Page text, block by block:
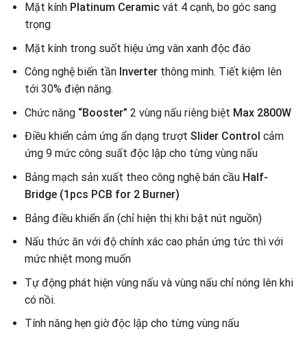
Mặt kính Platinum Ceramic vát 4 cạnh, bo góc sang
trọng
Mặt kính trong suốt hiệu ứng vân xanh độc đáo
Công nghệ biến tần Inverter thông minh. Tiết kiệm lên
tới 30% điện năng.
Chức năng “Booster” 2 vùng nấu riêng biệt Max 2800W
Điều khiển cảm ứng ẩn dạng trượt Slider Control cảm
ứng 9 mức công suất độc lập cho từng vùng nấu
Bảng mạch sản xuất theo công nghệ bán cầu Half-
Bridge (1pcs PCB for 2 Burner)
Bảng điều khiển ẩn (chỉ hiện thị khi bật nút nguồn)
Nấu thức ăn với độ chính xác cao phản ứng tức thì với
mức nhiệt mong muốn
Tự động phát hiện vùng nấu và vùng nấu chỉ nóng lên khi
có nồi.
Tính năng hẹn giờ độc lập cho từng vùng nấu